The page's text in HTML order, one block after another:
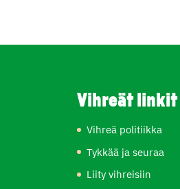
Vihreät linkit
Vihreä politiikka
Tykkää ja seuraa
Liity vihreisiin